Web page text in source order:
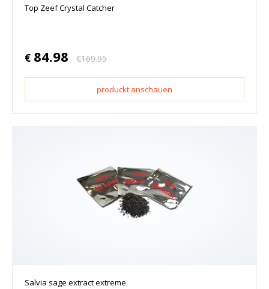
Top Zeef Crystal Catcher
€ 84.98 €169.95
produckt anschauen
Salvia sage extract extreme